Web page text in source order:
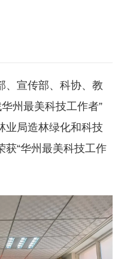
、宣传部、科协、教
州最美科技工作者”
业局造林绿化和科技
获“华州最美科技工作